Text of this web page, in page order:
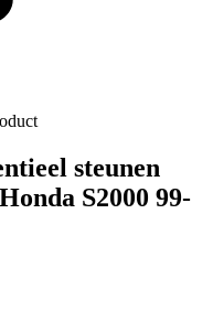
steunen
S2000 99-